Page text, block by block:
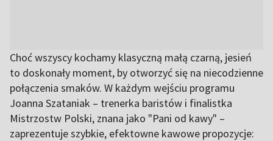
Choć wszyscy kochamy klasyczną małą czarną, jesień
to doskonały moment, by otworzyć się na niecodzienne
połączenia smaków. W każdym wejściu programu
Joanna Szataniak – trenerka baristów i finalistka
Mistrzostw Polski, znana jako "Pani od kawy" –
zaprezentuje szybkie, efektowne kawowe propozycje: